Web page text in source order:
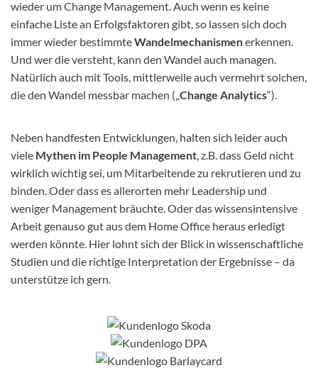
wieder um Change Management. Auch wenn es keine
einfache Liste an Erfolgsfaktoren gibt, so lassen sich doch
immer wieder bestimmteWandelmechanismenerkennen.
Und wer die versteht, kann den Wandel auch managen.
Natürlich auch mit Tools, mittlerweile auch vermehrt solchen,
die den Wandel messbar machen („Change Analytics“).
Neben handfesten Entwicklungen, halten sich leider auch
viele Mythen im People Management, z.B. dass Geld nicht
wirklich wichtig sei, um Mitarbeitende zu rekrutieren und zu
binden. Oder dass es allerorten mehr Leadership und
weniger Management bräuchte. Oder das wissensintensive
Arbeit genauso gut aus dem Home Office heraus erledigt
werden könnte. Hier lohnt sich der Blick in wissenschaftliche
Studien und die richtige Interpretation der Ergebnisse – da
unterstütze ich gern.